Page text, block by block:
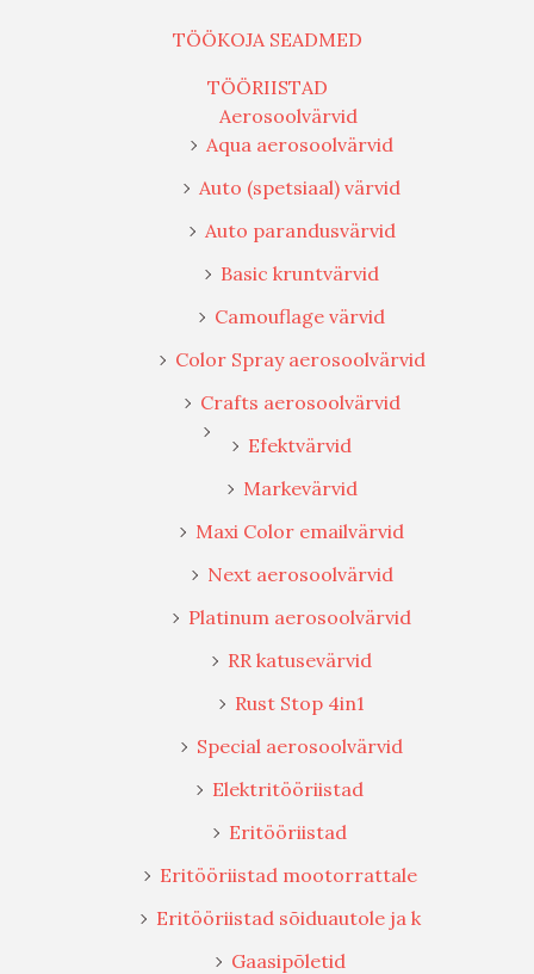
TÖÖKOJA SEADMED
TÖÖRIISTAD
Aerosoolvärvid
Aqua aerosoolvärvid
Auto (spetsiaal) värvid
Auto parandusvärvid
Basic kruntvärvid
Camouflage värvid
Color Spray aerosoolvärvid
Crafts aerosoolvärvid
Efektvärvid
Markevärvid
Maxi Color emailvärvid
Next aerosoolvärvid
Platinum aerosoolvärvid
RR katusevärvid
Rust Stop 4in1
Special aerosoolvärvid
Elektritööriistad
Eritööriistad
Eritööriistad mootorrattale
Eritööriistad sõiduautole ja k
Gaasipõletid